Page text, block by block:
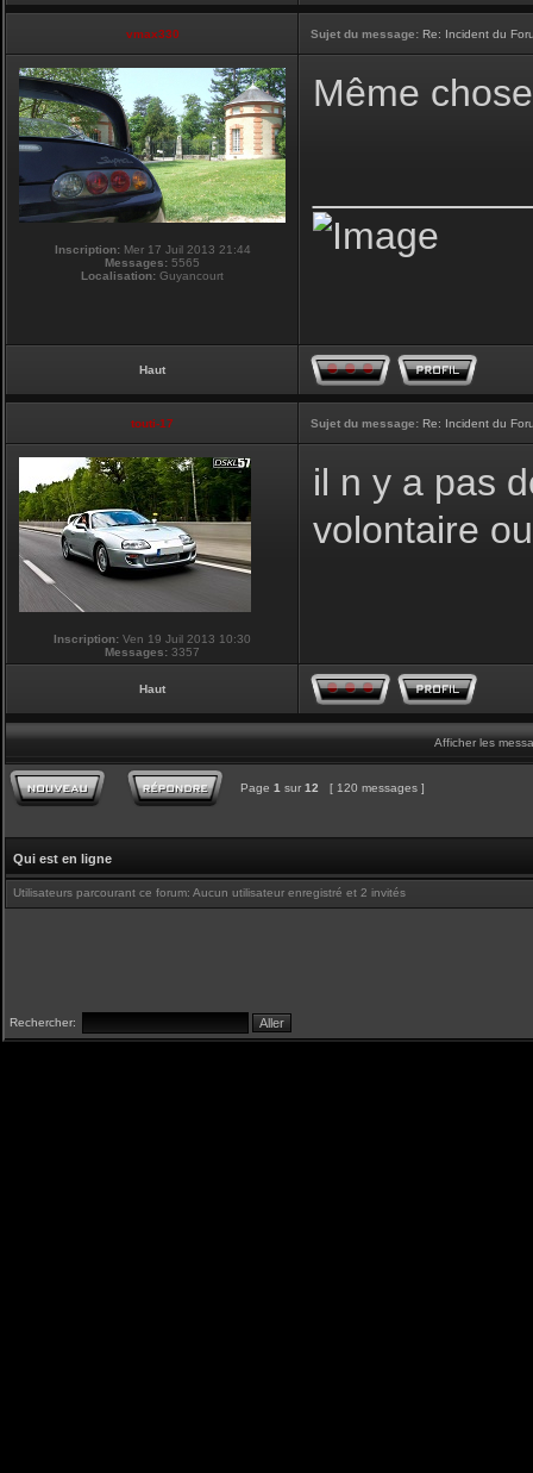
vmax330 Sujet du message: Re: Incident du
Inscription:Mer 17 Juil 2013 21:44
Messages: 5565
Localisation: Guyancourt
Même
Haut
touti-17 Sujet du message: Re: Incident du
Inscription: Ven 19 Juil 2013 10:30
Messages: 3357
il n y a pas
volontaire
Haut
Afficher les
Page 1 sur 12 [ 120 messages ]
Qui est en ligne
Utilisateurs parcourant ce forum: Aucun utilisateur enregistré et 2 invités
Rechercher: